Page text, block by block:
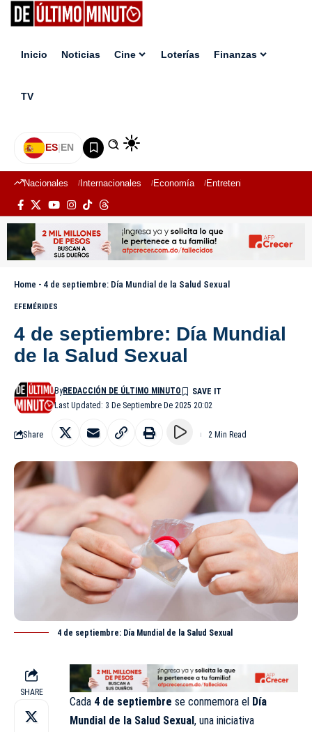
Inicio Noticias Cine Loterías Finanzas
TV
ES|EN
Nacionales Internacionales Economía Entretenimiento
Home - 4 de septiembre: Día Mundial de la Salud Sexual
EFEMÉRIDES
4 de septiembre: Día Mundial
de la Salud Sexual
Last Updated: 3 De Septiembre De 2025 20:02
ByREDACCIÓN DE ÚLTIMO MINUTO
Share 2 Min Read
4 de septiembre: Día Mundial de la Salud Sexual
SHARE
Cada 4 de septiembre se conmemora el Día
Mundial de la Salud Sexual , una iniciativa